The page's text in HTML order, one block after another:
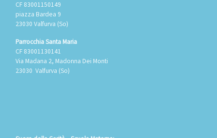
CF 83001150149
piazza Bardea 9
23030 Valfurva (So)
Parrocchia Santa Maria
CF 83001130141
Via Madana 2, Madonna Dei Monti
23030 Valfurva (So)